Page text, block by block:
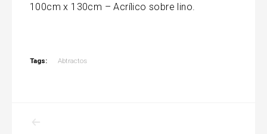
100cm x 130cm – Acrílico sobre lino.
Tags: Abtractos